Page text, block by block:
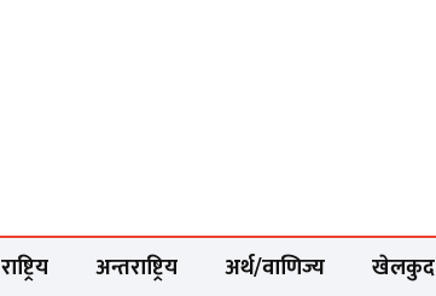
राष्ट्रिय अन्तराष्ट्रिय अर्थ/वाणिज्य खेलकुद